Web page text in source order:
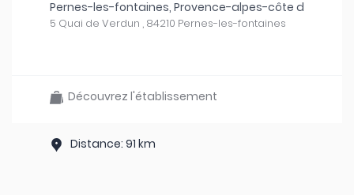
Pernes-les-fontaines, Provence-alpes-côte d
5 Quai de Verdun , 84210 Pernes-les-fontaines
Découvrez l'établissement
Distance: 91 km